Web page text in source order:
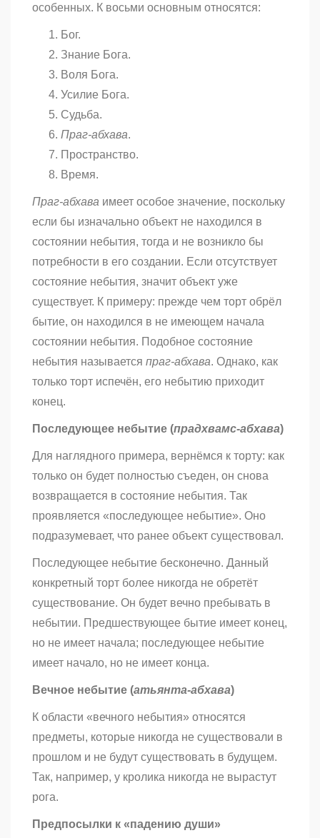
особенных. К восьми основным относятся:
Бог.
Знание Бога.
Воля Бога.
Усилие Бога.
Судьба.
Праг-абхава.
Пространство.
Время.
Праг-абхава имеет особое значение, поскольку
если бы изначально объект не находился в
состоянии небытия, тогда и не возникло бы
потребности в его создании. Если отсутствует
состояние небытия, значит объект уже
существует. К примеру: прежде чем торт обрёл
бытие, он находился в не имеющем начала
состоянии небытия. Подобное состояние
небытия называется праг-абхава. Однако, как
только торт испечён, его небытию приходит
конец.
Последующее небытие (прадхвамc-абхава)
Для наглядного примера, вернёмся к торту: как
только он будет полностью съеден, он снова
возвращается в состояние небытия. Так
проявляется «последующее небытие». Оно
подразумевает, что ранее объект существовал.
Последующее небытие бесконечно. Данный
конкретный торт более никогда не обретёт
существование. Он будет вечно пребывать в
небытии. Предшествующее бытие имеет конец,
но не имеет начала; последующее небытие
имеет начало, но не имеет конца.
Вечное небытие (атьянта-абхава)
К области «вечного небытия» относятся
предметы, которые никогда не существовали в
прошлом и не будут существовать в будущем.
Так, например, у кролика никогда не вырастут
рога.
Предпосылки к «падению души»